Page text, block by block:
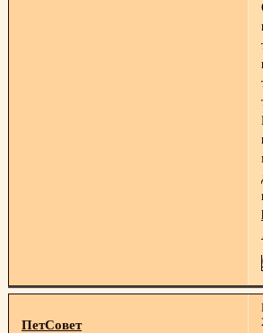
ПетСовет